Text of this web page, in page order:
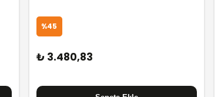
%45
₺ 3.480,83